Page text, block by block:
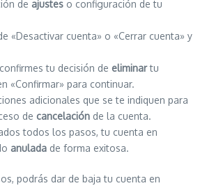
de ajustes o configuración de tu
«Desactivar cuenta» o «Cerrar cuenta» y
tu decisión de eliminartu
«Confirmar» para continuar.
adicionales que se te indiquen para
de cancelación de la cuenta.
todos los pasos, tu cuenta en
anulada de forma exitosa.
podrás dar de baja tu cuenta en